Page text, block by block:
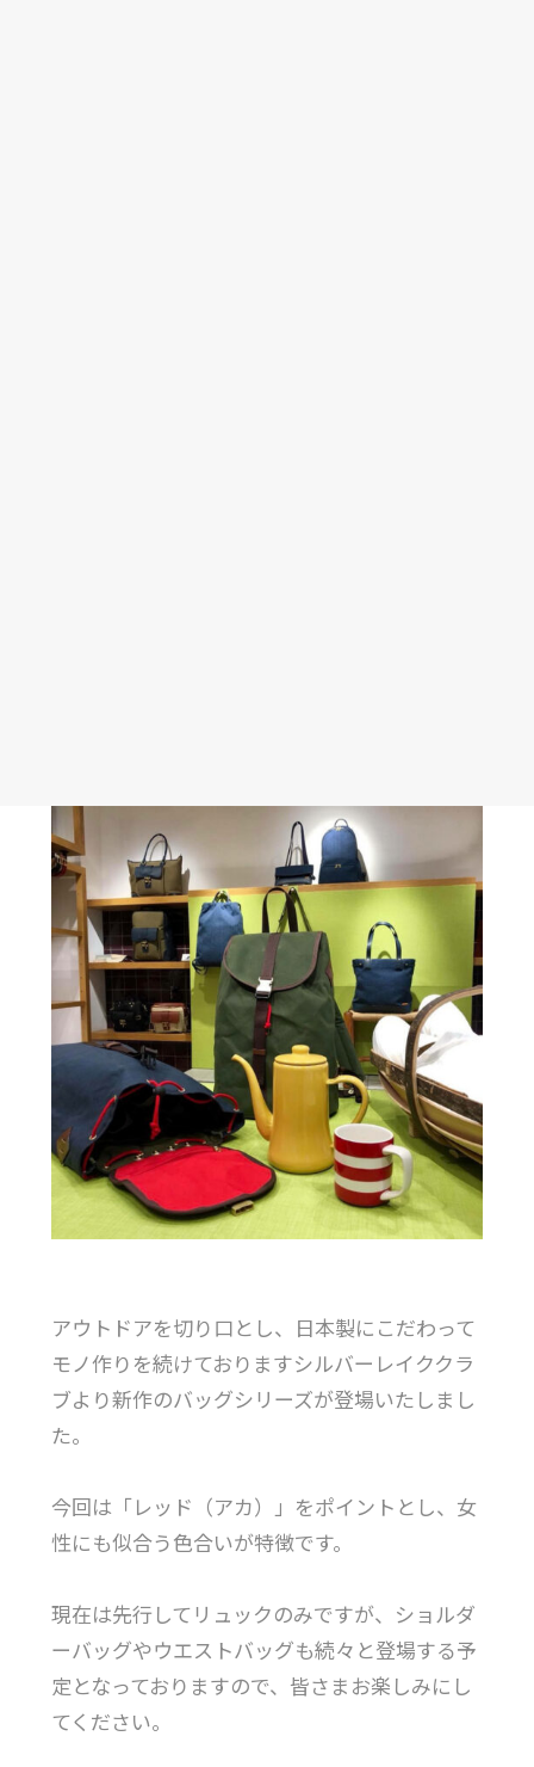
アウトドアを切り口とし、日本製にこだわって
モノ作りを続けておりますシルバーレイククラ
ブより新作のバッグシリーズが登場いたしまし
た。
今回は「レッド（アカ）」をポイントとし、女
性にも似合う色合いが特徴です。
現在は先行してリュックのみですが、ショルダ
ーバッグやウエストバッグも続々と登場する予
定となっておりますので、皆さまお楽しみにし
てください。